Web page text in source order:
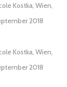
Kostka, Wien,
2018
Kostka, Wien,
2018